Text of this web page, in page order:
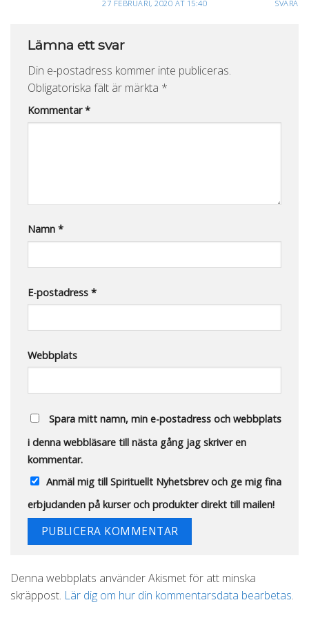
27 FEBRUARI, 2020 AT 15:40 SVARA
Lämna ett svar
Din e-postadress kommer inte publiceras.
Obligatoriska fält är märkta *
Kommentar*
Namn *
E-postadress *
Webbplats
Spara mitt namn, min e-postadress och webbplats
i denna webbläsare till nästa gång jag skriver en
kommentar.
Anmäl mig till Spirituellt Nyhetsbrev och ge mig fina
erbjudanden på kurser och produkter direkt till mailen!
Denna webbplats använder Akismet för att minska
skräppost. Lär dig om hur din kommentarsdata bearbetas.